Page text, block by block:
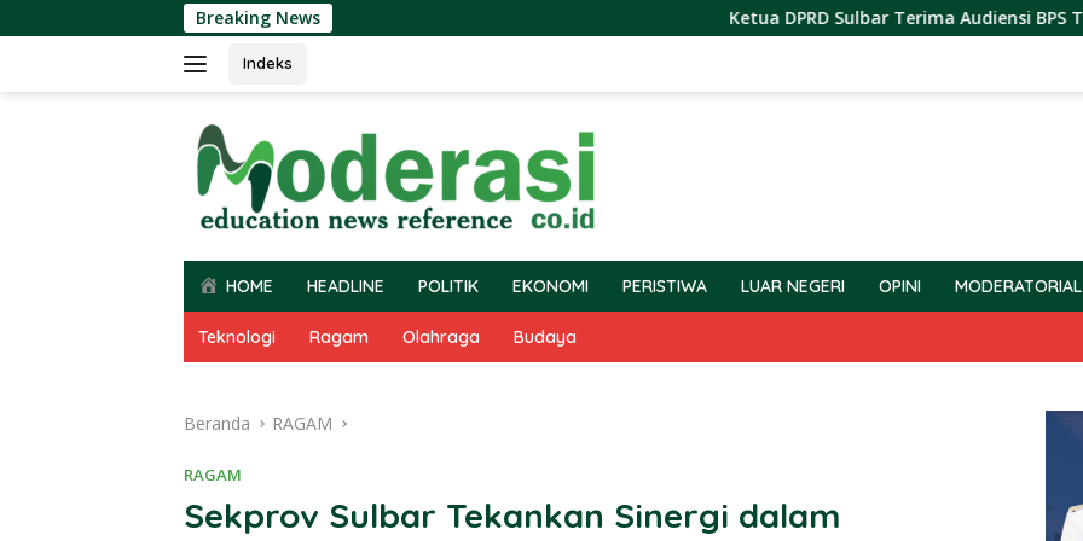
ke
Breaking News Ketua DPRD Sulbar Terima Audiensi BPS Terkait
Indeks
HOME HEADLINE POLITIK EKONOMI PERISTIWA LUAR NEGERI OPINI MODERATORIAL
Teknologi Ragam Olahraga Budaya
Beranda RAGAM
RAGAM
Sekprov Sulbar Tekankan Sinergi dalam